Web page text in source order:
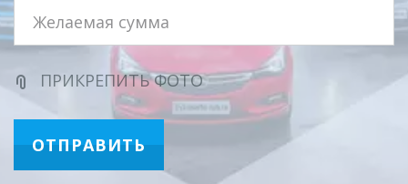
ПРИКРЕПИТЬ ФОТО
ОТПРАВИТЬ